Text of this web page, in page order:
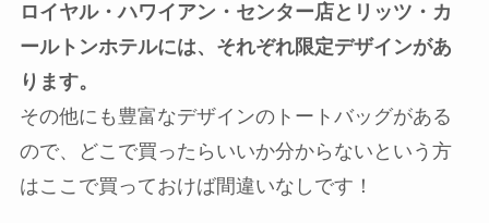
ロイヤル・ハワイアン・センター店とリッツ・カ
ールトンホテルには、それぞれ限定デザインがあ
ります。
その他にも豊富なデザインのトートバッグがある
ので、どこで買ったらいいか分からないという方
はここで買っておけば間違いなしです！